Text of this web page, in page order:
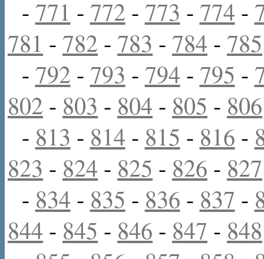
- 771 - 772 - 773 - 774 -
781 - 782 - 783 - 784 - 785
- 792 - 793 - 794 - 795 -
802 - 803 - 804 - 805 - 806
- 813 - 814 - 815 - 816 -
823 - 824 - 825 - 826 - 827
- 834 - 835 - 836 - 837 -
844 - 845 - 846 - 847 - 848